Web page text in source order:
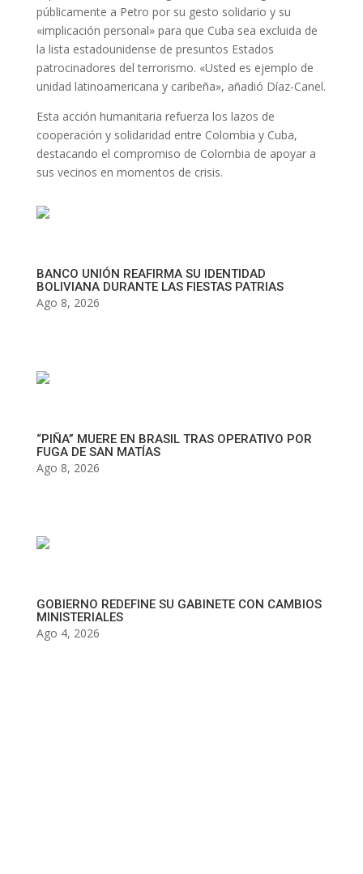
públicamente a Petro por su gesto solidario y su
«implicación personal» para que Cuba sea excluida de
la lista estadounidense de presuntos Estados
patrocinadores del terrorismo. «Usted es ejemplo de
unidad latinoamericana y caribeña», añadió Díaz-Canel.
Esta acción humanitaria refuerza los lazos de
cooperación y solidaridad entre Colombia y Cuba,
destacando el compromiso de Colombia de apoyar a
sus vecinos en momentos de crisis.
BANCO UNIÓN REAFIRMA SU IDENTIDAD
BOLIVIANA DURANTE LAS FIESTAS PATRIAS
Ago 8, 2026
“PIÑA” MUERE EN BRASIL TRAS OPERATIVO POR
FUGA DE SAN MATÍAS
Ago 8, 2026
GOBIERNO REDEFINE SU GABINETE CON CAMBIOS
MINISTERIALES
Ago 4, 2026